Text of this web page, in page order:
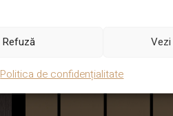
Refuză
Politica de confidențialitate